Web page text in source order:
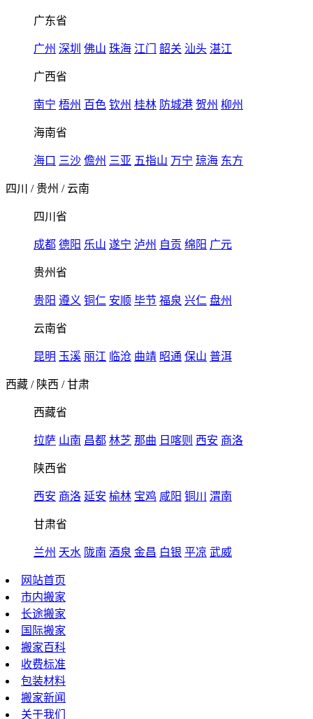
广东省
广州 深圳 佛山 珠海 江门 韶关 汕头 湛江
广西省
南宁 梧州 百色 钦州 桂林 防城港 贺州 柳州
海南省
海口 三沙 儋州 三亚 五指山 万宁 琼海 东方
四川 /贵州 /云南
四川省
成都 德阳 乐山 遂宁 泸州 自贡 绵阳 广元
贵州省
贵阳 遵义 铜仁 安顺 毕节 福泉 兴仁 盘州
云南省
昆明 玉溪 丽江 临沧 曲靖 昭通 保山 普洱
西藏 / 陕西 /甘肃
西藏省
拉萨 山南 昌都 林芝 那曲 日喀则 西安 商洛
陕西省
西安 商洛 延安 榆林 宝鸡 咸阳 铜川 渭南
甘肃省
兰州 天水 陇南 酒泉 金昌 白银 平凉 武威
网站首页
市内搬家
长途搬家
国际搬家
搬家百科
收费标准
包装材料
搬家新闻
关于我们